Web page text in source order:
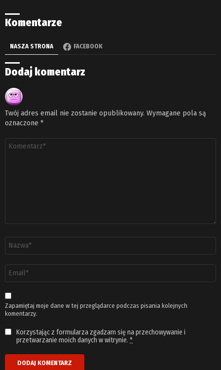
Komentarze
NASZA STRONA FACEBOOK
Dodaj komentarz
Twój adres email nie zostanie opublikowany. Wymagane pola są
oznaczone *
email
*
Zapamiętaj moje dane w tej przeglądarce podczas pisania kolejnych
komentarzy.
Korzystając z formularza zgadzam się na przechowywanie i
przetwarzanie moich danych w witrynie. *